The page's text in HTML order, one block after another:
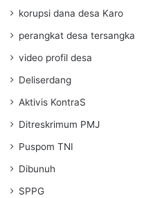
korupsi dana desa Karo
perangkat desa tersangka
video profil desa
Deliserdang
Aktivis KontraS
Ditreskrimum PMJ
Puspom TNI
Dibunuh
SPPG